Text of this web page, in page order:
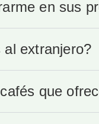
en sus
extranjero?
que